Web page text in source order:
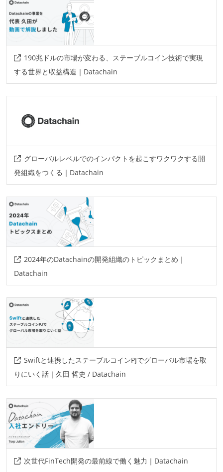
190兆ドルの市場が変わる、ステーブルコイン技術で実現
する世界と収益構造｜Datachain
グローバルレベルでのインパクトを起こすワクワクする開
発組織をつくる｜Datachain
2024年のDatachainの開発組織のトピックまとめ｜
Datachain
Swiftと連携したステーブルコインPJでグローバル市場を取
りにいく話｜久田 哲史 / Datachain
次世代FinTech開発の最前線で働く魅力｜Datachain